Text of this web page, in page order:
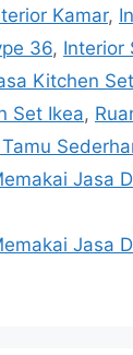
Kamar,
36, Interior
Kitchen Set
Set Ikea,
Jasa
Jasa